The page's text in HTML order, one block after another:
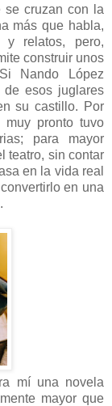
cruzan con la
más que habla,
y relatos, pero,
construir unos
Nando López
esos juglares
su castillo. Por
muy pronto tuvo
para mayor
teatro, sin contar
en la vida real
en una
mí una novela
mayor que